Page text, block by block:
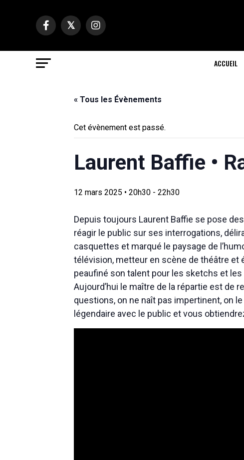
ACCUEIL
« Tous les Évènements
Cet évènement est passé.
Laurent Baffie •
12 mars 2025 • 20h30 - 22h30
Depuis toujours Laurent Baffie se pose
réagir le public sur ses interrogations,
casquettes et marqué le paysage de
télévision, metteur en scène de théâtre et
peaufiné son talent pour les sketchs et
Aujourd’hui le maître de la répartie est de
questions, on ne naît pas impertinent, on
légendaire avec le public et vous